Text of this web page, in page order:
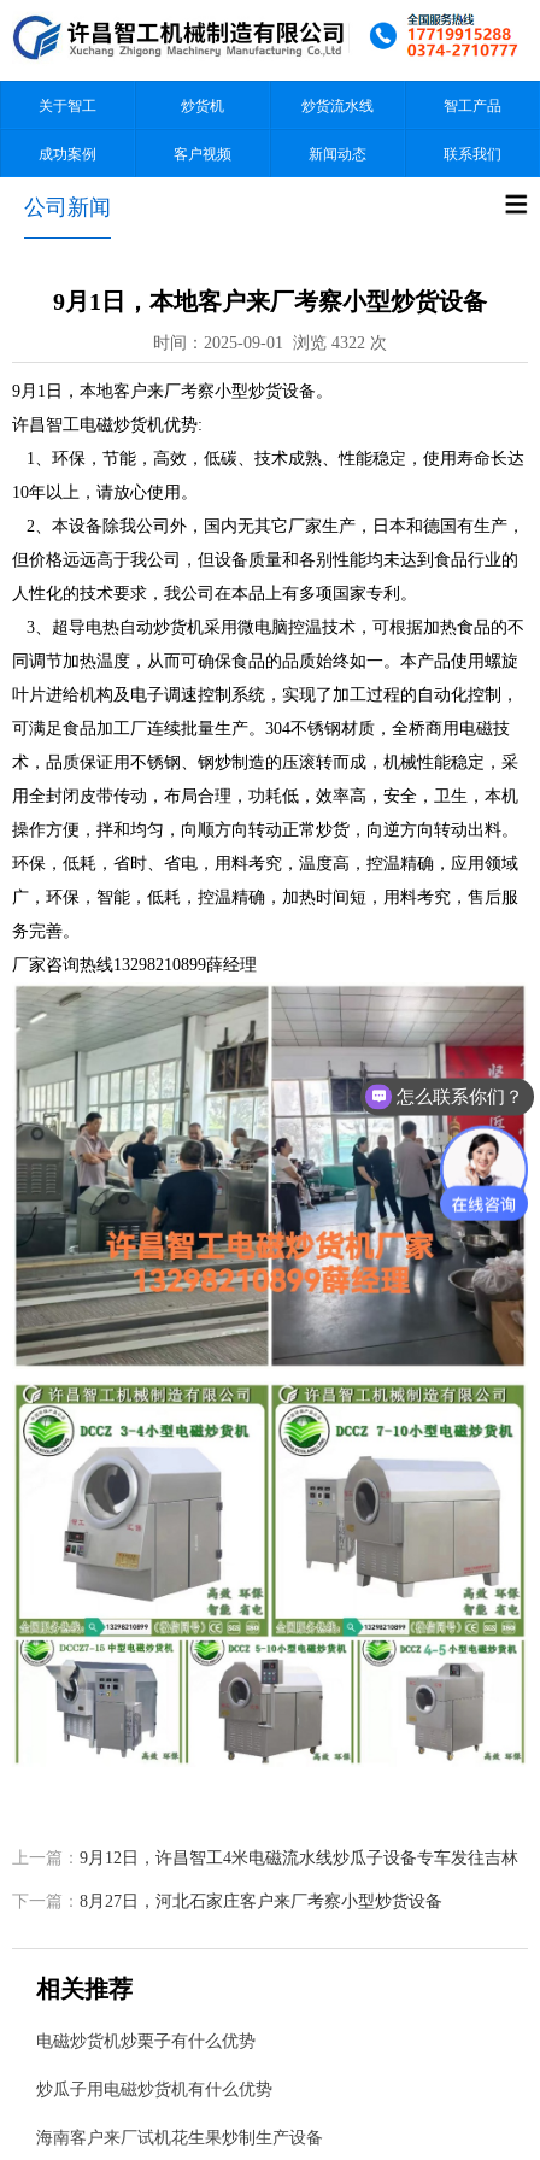
关于智工 炒货机 炒货流水线 智工产品
成功案例 客户视频 新闻动态 联系我们
公司新闻
9月1日，本地客户来厂考察小型炒货设备
时间：2025-09-01 浏览 4322 次
9月1日，本地客户来厂考察小型炒货设备。
许昌智工电磁炒货机优势:
1、环保，节能，高效，低碳、技术成熟、性能稳定，使用寿命长达
10年以上，请放心使用。
2、本设备除我公司外，国内无其它厂家生产，日本和德国有生产，
但价格远远高于我公司，但设备质量和各别性能均未达到食品行业的
人性化的技术要求，我公司在本品上有多项国家专利。
3、超导电热自动炒货机采用微电脑控温技术，可根据加热食品的不
同调节加热温度，从而可确保食品的品质始终如一。本产品使用螺旋
叶片进给机构及电子调速控制系统，实现了加工过程的自动化控制，
可满足食品加工厂连续批量生产。304不锈钢材质，全桥商用电磁技
术，品质保证用不锈钢、钢炒制造的压滚转而成，机械性能稳定，采
用全封闭皮带传动，布局合理，功耗低，效率高，安全，卫生，本机
操作方便，拌和均匀，向顺方向转动正常炒货，向逆方向转动出料。
环保，低耗，省时、省电，用料考究，温度高，控温精确，应用领域
广，环保，智能，低耗，控温精确，加热时间短，用料考究，售后服
务完善。
厂家咨询热线13298210899薛经理
上一篇： 9月12日，许昌智工4米电磁流水线炒瓜子设备专车发往吉林
下一篇： 8月27日，河北石家庄客户来厂考察小型炒货设备
相关推荐
电磁炒货机炒栗子有什么优势
炒瓜子用电磁炒货机有什么优势
海南客户来厂试机花生果炒制生产设备
怎么联系你们？